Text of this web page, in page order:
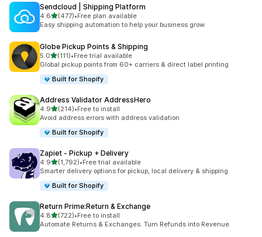
Sendcloud | Shipping Platform
4.65つ星中
(477)
合計レビュー数：477件
•Free plan available
Easy shipping automation to help your business grow.
Globe Pickup Points & Shipping
5.05つ星中
(111)
合計レビュー数：111件
•Free trial available
Global pickup points from 60+ carriers & direct label printing
Built for Shopify
Address Validator AddressHero
4.95つ星中
(214)
合計レビュー数：214件
•Free to install
Avoid address errors with address validation
Built for Shopify
Zapiet ‑ Pickup + Delivery
4.95つ星中
(1,792)
合計レビュー数：1792件
•Free trial available
Smarter delivery options for pickup, local delivery & shipping
Built for Shopify
Return Prime:Return & Exchange
4.85つ星中
(722)
合計レビュー数：722件
•Free to install
Automate Returns & Exchanges. Turn Refunds into Revenue